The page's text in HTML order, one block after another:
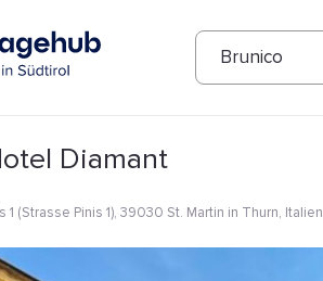
Brunico
Diamant
1 (Strasse Pinis 1), 39030 St. Martin in Thurn, Italien